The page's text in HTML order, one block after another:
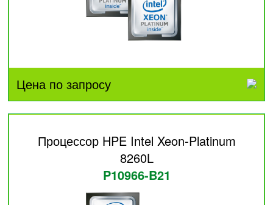
Цена по запросу
Процессор HPE Intel Xeon-Platinum
8260L
P10966-B21